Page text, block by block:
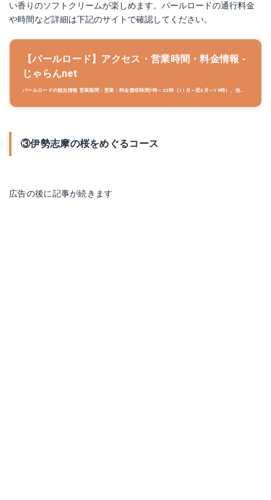
い香りのソフトクリームが楽しめます。パールロードの通行料金
や時間など詳細は下記のサイトで確認してください。
【パールロード】アクセス・営業時間・料金情報 -
じゃらんnet
パールロードの観光情報 営業期間：営業：料金徴収時間7時～22時（11月～翌3月～19時）、他通
③伊勢志摩の桜をめぐるコース
広告の後に記事が続きます